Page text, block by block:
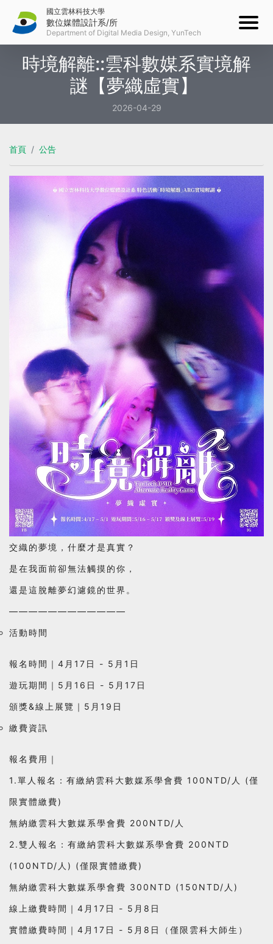
國立雲林科技大學
數位媒體設計系/所
簡介
About
公告
News
成員
大學部
碩士班
碩士在職專班
成果
Activity
大學部
碩士在職專班
研究與產學
獲獎
Awards
Download
新鮮人
Fresh Man
系所特色介紹
系友之星
國際交換研習
創新教學與創業
產業鏈結與就業
競賽榮耀表現
時境解離::雲科數媒系實境解
謎【夢織虛實】
2026-04-29
首頁 公告
交織的夢境，什麼才是真實？
是在我面前卻無法觸摸的你，
還是這脫離夢幻濾鏡的世界。
————————————
活動時間
報名時間｜4月17日 - 5月1日
遊玩期間｜5月16日 - 5月17日
頒獎&線上展覽｜5月19日
繳費資訊
報名費用｜
1.單人報名：有繳納雲科大數媒系學會費 100NTD/人 (僅
限實體繳費)
無納繳雲科大數媒系學會費 200NTD/人
2.雙人報名：有繳納雲科大數媒系學會費 200NTD
(100NTD/人) (僅限實體繳費)
無納繳雲科大數媒系學會費 300NTD (150NTD/人)
線上繳費時間｜4月17日 - 5月8日
實體繳費時間｜4月17日 - 5月8日（僅限雲科大師生）